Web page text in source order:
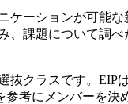
ーションが可能
、課題について調
クラスです。EIP
参考にメンバーを